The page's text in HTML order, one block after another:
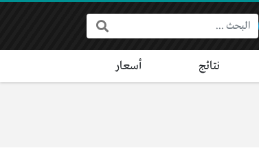
البحث:
نتائج أسعار